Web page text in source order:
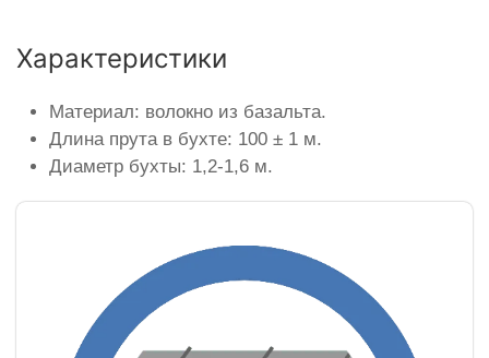
Характеристики
Материал: волокно из базальта.
Длина прута в бухте: 100 ± 1 м.
Диаметр бухты: 1,2-1,6 м.